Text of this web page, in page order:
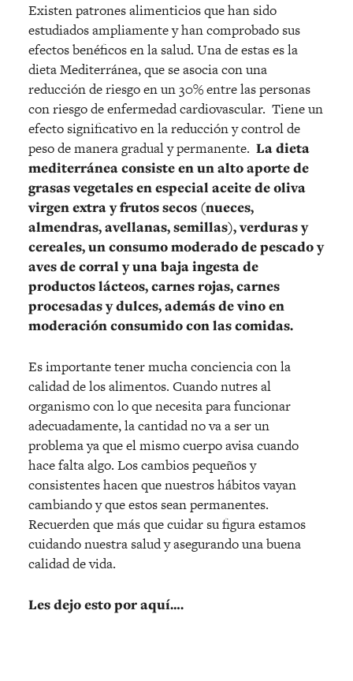
Existen patrones alimenticios que han sido
estudiados ampliamente y han comprobado sus
efectos benéficos en la salud. Una de estas es la
dieta Mediterránea, que se asocia con una
reducción de riesgo en un 30% entre las personas
con riesgo de enfermedad cardiovascular. Tiene un
efecto significativo en la reducción y control de
peso de manera gradual y permanente. La dieta
mediterránea consiste en un alto aporte de
grasas vegetales en especial aceite de oliva
virgen extra y frutos secos (nueces,
almendras, avellanas, semillas), verduras y
cereales, un consumo moderado de pescado y
aves de corral y una baja ingesta de
productos lácteos, carnes rojas, carnes
procesadas y dulces, además de vino en
moderación consumido con las comidas.
Es importante tener mucha conciencia con la
calidad de los alimentos. Cuando nutres al
organismo con lo que necesita para funcionar
adecuadamente, la cantidad no va a ser un
problema ya que el mismo cuerpo avisa cuando
hace falta algo. Los cambios pequeños y
consistentes hacen que nuestros hábitos vayan
cambiando y que estos sean permanentes.
Recuerden que más que cuidar su figura estamos
cuidando nuestra salud y asegurando una buena
calidad de vida.
Les dejo esto por aquí….